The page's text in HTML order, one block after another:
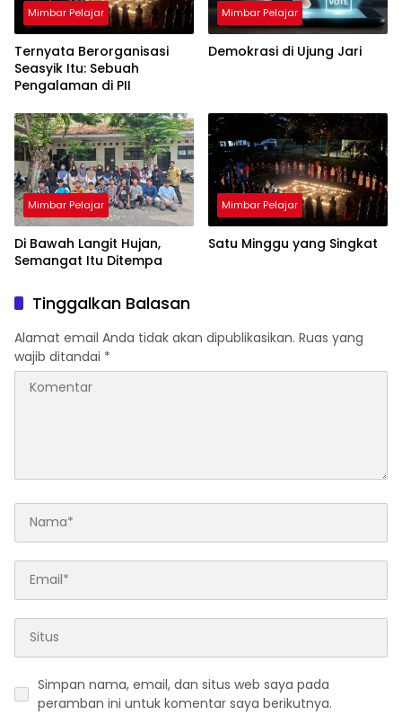
Mimbar Pelajar
Ternyata Berorganisasi
Seasyik Itu: Sebuah
Pengalaman di PII
Mimbar Pelajar
Demokrasi di Ujung Jari
Mimbar Pelajar
Di Bawah Langit Hujan,
Semangat Itu Ditempa
Mimbar Pelajar
Satu Minggu yang Singkat
Tinggalkan Balasan
Alamat email Anda tidak akan dipublikasikan. Ruas yang
wajib ditandai *
Simpan nama, email, dan situs web saya pada
peramban ini untuk komentar saya berikutnya.